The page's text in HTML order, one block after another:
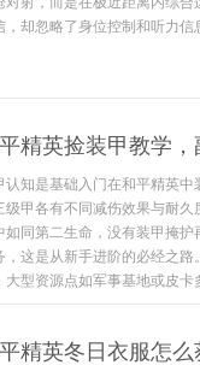
，却忽略了身位控制和听力
精英捡装甲教学
认知是基础入门在和平精英
级甲各有不同减伤效果与耐
如同第二生命，没有装甲掩
，这是从新手进阶的必经之
大型资源点如军事基地或皮卡
精英冬日衣服怎